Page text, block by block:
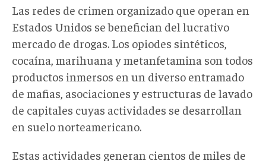
Las redes de crimen organizado que operan en
Estados Unidos se benefician del lucrativo
mercado de drogas. Los opiodes sintéticos,
cocaína, marihuana y metanfetamina son todos
productos inmersos en un diverso entramado
de mafias, asociaciones y estructuras de lavado
de capitales cuyas actividades se desarrollan
en suelo norteamericano.
Estas actividades generan cientos de miles de